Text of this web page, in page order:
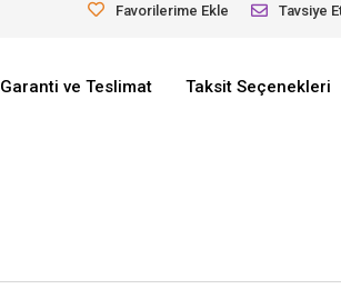
Favorilerime Ekle Tavsiye
Garanti ve Teslimat Taksit Seçenekleri